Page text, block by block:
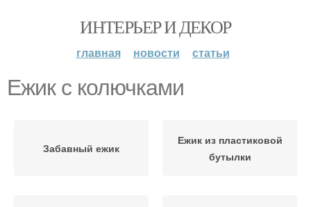
ИНТЕРЬЕР И ДЕКОР
главная новости статьи
Ежик с колючками
Забавный ежик
Ежик из пластиковой
бутылки